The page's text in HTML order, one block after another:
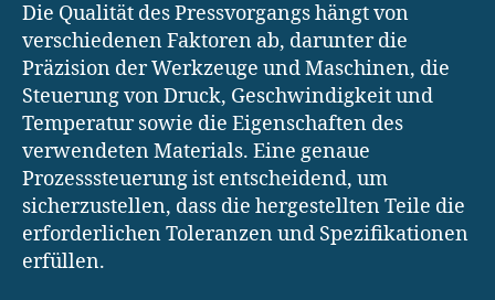
Die Qualität des Pressvorgangs hängt von
verschiedenen Faktoren ab, darunter die
Präzision der Werkzeuge und Maschinen, die
Steuerung von Druck, Geschwindigkeit und
Temperatur sowie die Eigenschaften des
verwendeten Materials. Eine genaue
Prozesssteuerung ist entscheidend, um
sicherzustellen, dass die hergestellten Teile die
erforderlichen Toleranzen und Spezifikationen
erfüllen.